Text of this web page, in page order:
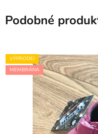
Podobné
VÝPRODEJ
MEMBRÁNA